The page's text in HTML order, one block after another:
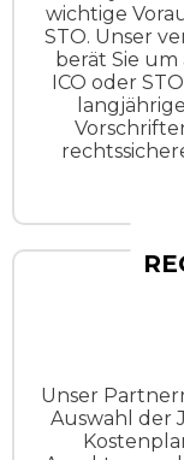
wichtige
STO. Unser
berät Sie
ICO oder
Unser
Auswahl der